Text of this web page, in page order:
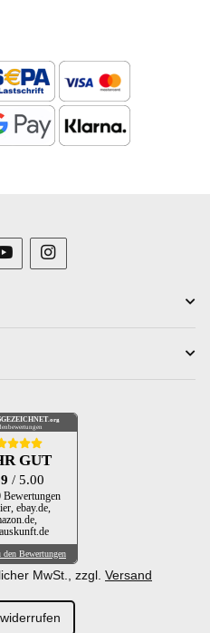
.org
GUT
/ 5.00
Bewertungen
ebay.de,
Bewertungen
MwSt., zzgl. Versand